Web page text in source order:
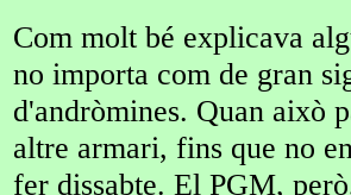
Com molt bé explicava
no importa com de gran
d'andròmines. Quan això
altre armari, fins que no
fer dissabte. El PGM,